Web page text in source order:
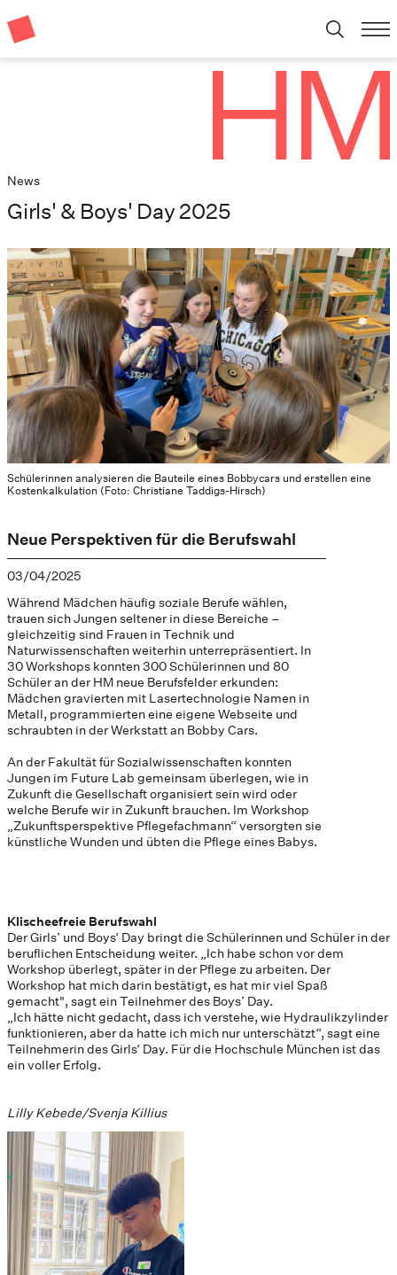
News
Girls' & Boys' Day 2025
Schülerinnen analysieren die Bauteile eines Bobbycars und erstellen eine
Kostenkalkulation (Foto: Christiane Taddigs-Hirsch)
Neue Perspektiven für die Berufswahl
03/04/2025
Während Mädchen häufig soziale Berufe wählen,
trauen sich Jungen seltener in diese Bereiche –
gleichzeitig sind Frauen in Technik und
Naturwissenschaften weiterhin unterrepräsentiert. In
30 Workshops konnten 300 Schülerinnen und 80
Schüler an der HM neue Berufsfelder erkunden:
Mädchen gravierten mit Lasertechnologie Namen in
Metall, programmierten eine eigene Webseite und
schraubten in der Werkstatt an Bobby Cars.
An der Fakultät für Sozialwissenschaften konnten
Jungen im Future Lab gemeinsam überlegen, wie in
Zukunft die Gesellschaft organisiert sein wird oder
welche Berufe wir in Zukunft brauchen. Im Workshop
„Zukunftsperspektive Pflegefachmann“ versorgten sie
künstliche Wunden und übten die Pflege eines Babys.
Klischeefreie Berufswahl
Der Girls’ und Boys‘ Day bringt die Schülerinnen und Schüler in der
beruflichen Entscheidung weiter. „Ich habe schon vor dem
Workshop überlegt, später in der Pflege zu arbeiten. Der
Workshop hat mich darin bestätigt, es hat mir viel Spaß
gemacht", sagt ein Teilnehmer des Boys’ Day.
„Ich hätte nicht gedacht, dass ich verstehe, wie Hydraulikzylinder
funktionieren, aber da hatte ich mich nur unterschätzt“, sagt eine
Teilnehmerin des Girls‘ Day. Für die Hochschule München ist das
ein voller Erfolg.
Lilly Kebede/Svenja Killius